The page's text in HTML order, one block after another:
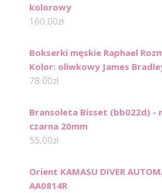
kolorowy
160.00zł
Bokserki męskie Raphael
Kolor: oliwkowy James
78.00zł
Bransoleta Bisset (bb022d) -
czarna 20mm
55.00zł
Orient KAMASU DIVER
AA0814R